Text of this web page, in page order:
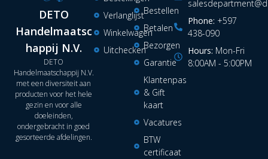
DETO
Handelmaatsc
happij N.V.
DETO
Handelmaatschappij N.V.
met een diversiteit aan
producten voor het hele
gezin en voor alle
doeleinden,
ondergebracht in goed
gesorteerde afdelingen.
Bestellen
Betalen
Bezorgen
Garantie
Klantenpas
& Gift
kaart
Vacatures
BTW
certificaat
Verlanglijst
Winkelwagen
Uitchecken
Phone: +597
438-090
Hours: Mon-Fri
8:00AM - 5:00PM